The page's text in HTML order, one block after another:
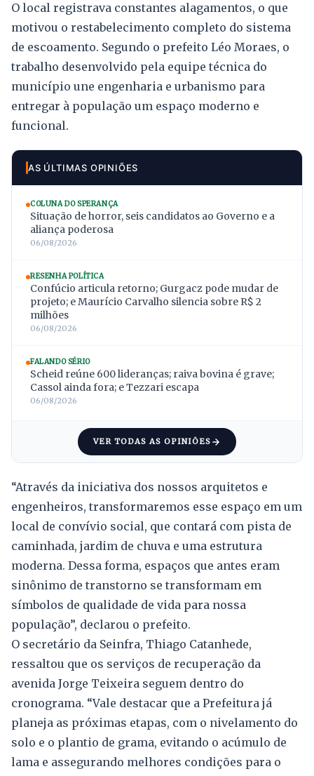
O local registrava constantes alagamentos, o que
motivou o restabelecimento completo do sistema
de escoamento. Segundo o prefeito Léo Moraes, o
trabalho desenvolvido pela equipe técnica do
município une engenharia e urbanismo para
entregar à população um espaço moderno e
funcional.
AS ÚLTIMAS OPINIÕES
COLUNA DO SPERANÇA
Situação de horror, seis candidatos ao Governo e a
aliança poderosa
06/08/2026
RESENHA POLÍTICA
Confúcio articula retorno; Gurgacz pode mudar de
projeto; e Maurício Carvalho silencia sobre R$ 2
milhões
06/08/2026
FALANDO SÉRIO
Scheid reúne 600 lideranças; raiva bovina é grave;
Cassol ainda fora; e Tezzari escapa
06/08/2026
VER TODAS AS OPINIÕES
“Através da iniciativa dos nossos arquitetos e
engenheiros, transformaremos esse espaço em um
local de convívio social, que contará com pista de
caminhada, jardim de chuva e uma estrutura
moderna. Dessa forma, espaços que antes eram
sinônimo de transtorno se transformam em
símbolos de qualidade de vida para nossa
população”, declarou o prefeito.
O secretário da Seinfra, Thiago Catanhede,
ressaltou que os serviços de recuperação da
avenida Jorge Teixeira seguem dentro do
cronograma. “Vale destacar que a Prefeitura já
planeja as próximas etapas, com o nivelamento do
solo e o plantio de grama, evitando o acúmulo de
lama e assegurando melhores condições para o